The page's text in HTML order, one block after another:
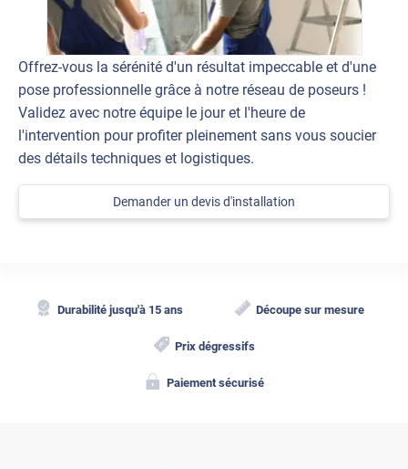
Offrez-vous la sérénité d'un résultat impeccable et d'une
pose professionnelle grâce à notre réseau de poseurs !
Validez avec notre équipe le jour et l'heure de
l'intervention pour profiter pleinement sans vous soucier
des détails techniques et logistiques.
Demander un devis d'installation
Durabilité jusqu'à 15 ans Découpe sur mesure
Prix dégressifs
Paiement sécurisé